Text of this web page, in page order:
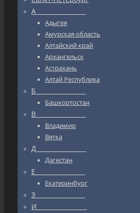
А_________________
Адыгея
Амурская область
Алтайский край
Архангельск
Астрахань
Алтай Республика
Б_________________
Башкортостан
В_________________
Владимир
Вятка
Д_________________
Дагестан
Е_________________
Екатеринбург
З_________________
И_________________